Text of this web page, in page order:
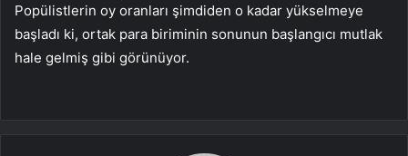
Popülistlerin oy oranları şimdiden o kadar yükselmeye
başladı ki, ortak para biriminin sonunun başlangıcı mutlak
hale gelmiş gibi görünüyor.